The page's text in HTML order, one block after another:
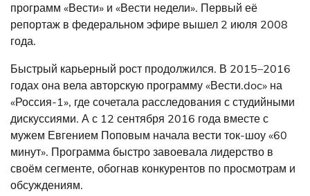
программ «Вести» и «Вести недели». Первый её
репортаж в федеральном эфире вышел 2 июля 2008
года.
Быстрый карьерный рост продолжился. В 2015–2016
годах она вела авторскую программу «Вести.doc» на
«Россия-1», где сочетала расследования с студийными
дискуссиями. А с 12 сентября 2016 года вместе с
мужем Евгением Поповым начала вести ток-шоу «60
минут». Программа быстро завоевала лидерство в
своём сегменте, обогнав конкурентов по просмотрам и
обсуждениям.